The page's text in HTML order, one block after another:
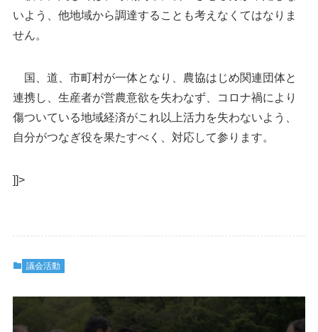
いよう、他地域から調達することも考えなくてはなりま
せん。
国、道、市町村が一体となり、農協はじめ関連団体と
連携し、生産者が営農意欲を失わなず、コロナ禍により
傷ついている地域経済がこれ以上活力を失わないよう、
自分がつなぎ役を果たすべく、対応して参ります。
]]>
議会活動